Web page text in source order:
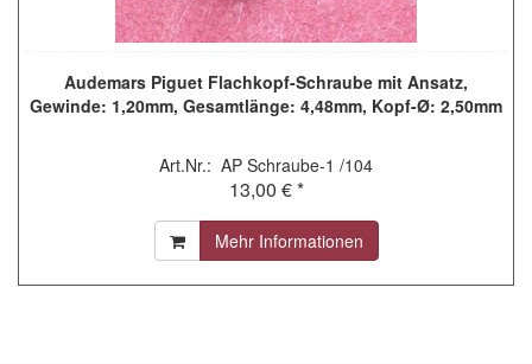
Audemars Piguet Flachkopf-Schraube mit Ansatz,
Gewinde: 1,20mm, Gesamtlänge: 4,48mm, Kopf-Ø: 2,50mm
Art.Nr.: AP Schraube-1 /104
13,00 € *
Mehr Informationen